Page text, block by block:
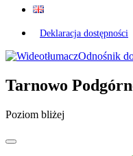
Deklaracja dostępności
Odnośnik
Tarnowo
Poziom bliżej